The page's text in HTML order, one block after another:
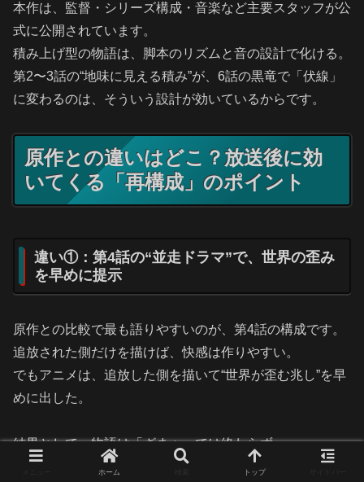
本作は、監督・シリーズ構成・音楽など主要スタッフが公
式に公開されています。
積み上げ型の物語は、脚本のリズムと音の設計で化ける。
第2〜3話の“地味に見える積み”が、6話の黒竜で「伏線」
に変わるのは、そういう設計が効いているからです。
原作との違いはどこ？放送後に効
いてくる「再構成」のポイント
違い①：第4話の“並走ドラマ”で、世界の歪み
を早めに提示
原作との比較で最も語りやすいのが、第4話の構成です。
追放された側だけを描けば、快感は作りやすい。
でもアニメは、追放した側を描いて“世界が歪む兆し”を早
めに出した。
結果として、物語は「ざまぁ」では終わらず、
関係の破綻／判断の代償／情報の断絶
という、現実に似た
ホーム トップ